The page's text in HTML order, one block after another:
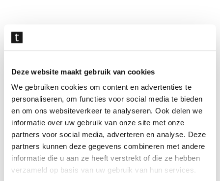
Deze website maakt gebruik van cookies
We gebruiken cookies om content en advertenties te
personaliseren, om functies voor social media te bieden
en om ons websiteverkeer te analyseren. Ook delen we
informatie over uw gebruik van onze site met onze
partners voor social media, adverteren en analyse. Deze
partners kunnen deze gegevens combineren met andere
informatie die u aan ze heeft verstrekt of die ze hebben
verzameld op basis van uw gebruik van hun services.
overslaan